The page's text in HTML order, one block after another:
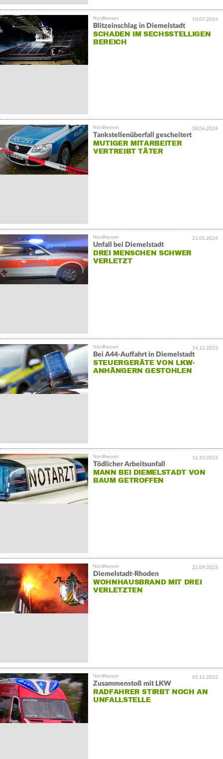
10.07.2024
Blitzeinschlag in Diemelstadt
SCHADEN IM SECHSSTELLIGEN
BEREICH
28.06.2024
Tankstellenüberfall gescheitert
MUTIGER MITARBEITER
VERTREIBT TÄTER
21.05.2024
Unfall bei Diemelstadt
DREI MENSCHEN SCHWER
VERLETZT
14.12.2023
Bei A44-Auffahrt in Diemelstadt
STEUERGERÄTE VON LKW-
ANHÄNGERN GESTOHLEN
12.10.2023
Tödlicher Arbeitsunfall
MANN BEI DIEMELSTADT VON
BAUM GETROFFEN
22.09.2023
Diemelstadt-Rhoden
WOHNHAUSBRAND MIT DREI
VERLETZTEN
01.11.2022
Zusammenstoß mit LKW
RADFAHRER STIRBT NOCH AN
UNFALLSTELLE